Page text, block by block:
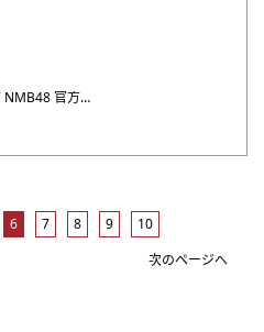
夢館提供NMB48的振袖和服！ 目前 NMB48 官方網站的店頭使用的振袖和服由夢館提供！(山本彩除外)官方網 ・・・
6 7 8 9
10
次のページへ